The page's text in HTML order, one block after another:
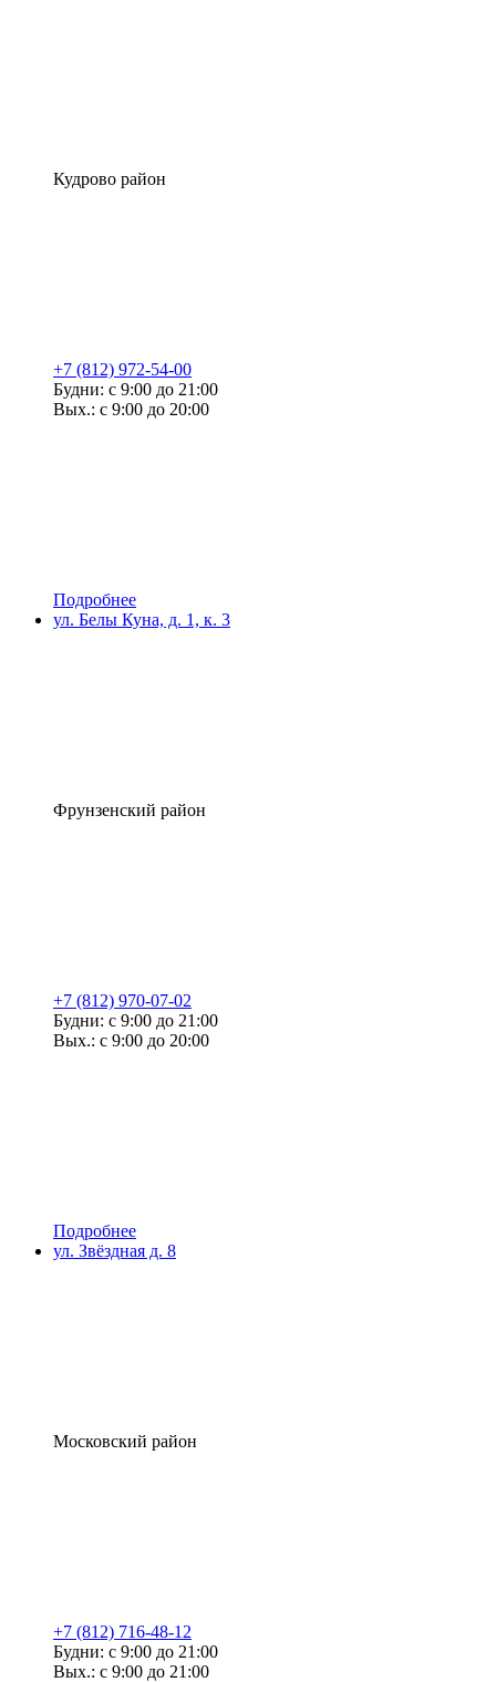
Кудрово район
+7 (812) 972-54-00
Будни: с 9:00 до 21:00
Вых.: с 9:00 до 20:00
Подробнее
ул. Белы Куна, д. 1, к. 3
Фрунзенский район
+7 (812) 970-07-02
Будни: с 9:00 до 21:00
Вых.: с 9:00 до 20:00
Подробнее
ул. Звёздная д. 8
Московский район
+7 (812) 716-48-12
Будни: с 9:00 до 21:00
Вых.: с 9:00 до 21:00